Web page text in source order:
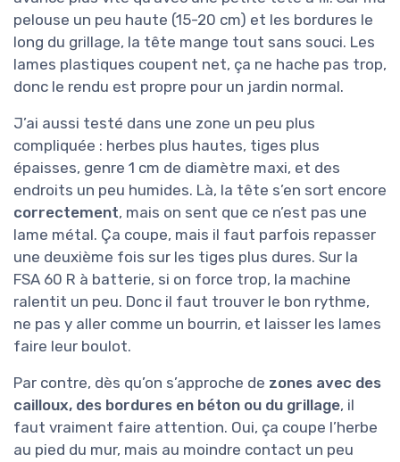
pelouse un peu haute (15-20 cm) et les bordures le
long du grillage, la tête mange tout sans souci. Les
lames plastiques coupent net, ça ne hache pas trop,
donc le rendu est propre pour un jardin normal.
J’ai aussi testé dans une zone un peu plus
compliquée : herbes plus hautes, tiges plus
épaisses, genre 1 cm de diamètre maxi, et des
endroits un peu humides. Là, la tête s’en sort encore
correctement, mais on sent que ce n’est pas une
lame métal. Ça coupe, mais il faut parfois repasser
une deuxième fois sur les tiges plus dures. Sur la
FSA 60 R à batterie, si on force trop, la machine
ralentit un peu. Donc il faut trouver le bon rythme,
ne pas y aller comme un bourrin, et laisser les lames
faire leur boulot.
Par contre, dès qu’on s’approche de zones avec des
cailloux, des bordures en béton ou du grillage, il
faut vraiment faire attention. Oui, ça coupe l’herbe
au pied du mur, mais au moindre contact un peu